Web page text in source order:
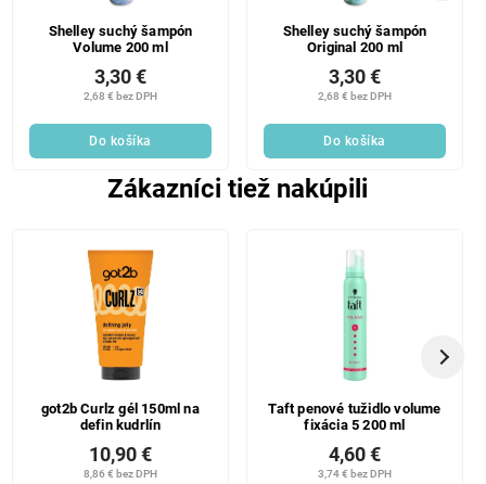
Shelley suchý šampón
Volume 200 ml
2,68 € bez DPH
3,30 €
Do košíka
Shelley suchý šampón
Original 200 ml
2,68 € bez DPH
3,30 €
Do košíka
Zákazníci tiež nakúpili
got2b Curlz gél 150ml na
defin kudrlín
8,86 € bez DPH
10,90 €
Taft penové tužidlo volume
fixácia 5 200 ml
3,74 € bez DPH
4,60 €